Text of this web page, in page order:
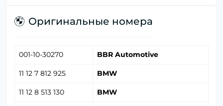
Оригинальные номера
001-10-30270 BBR Automotive
11 12 7 812 925 BMW
11 12 8 513 130 BMW